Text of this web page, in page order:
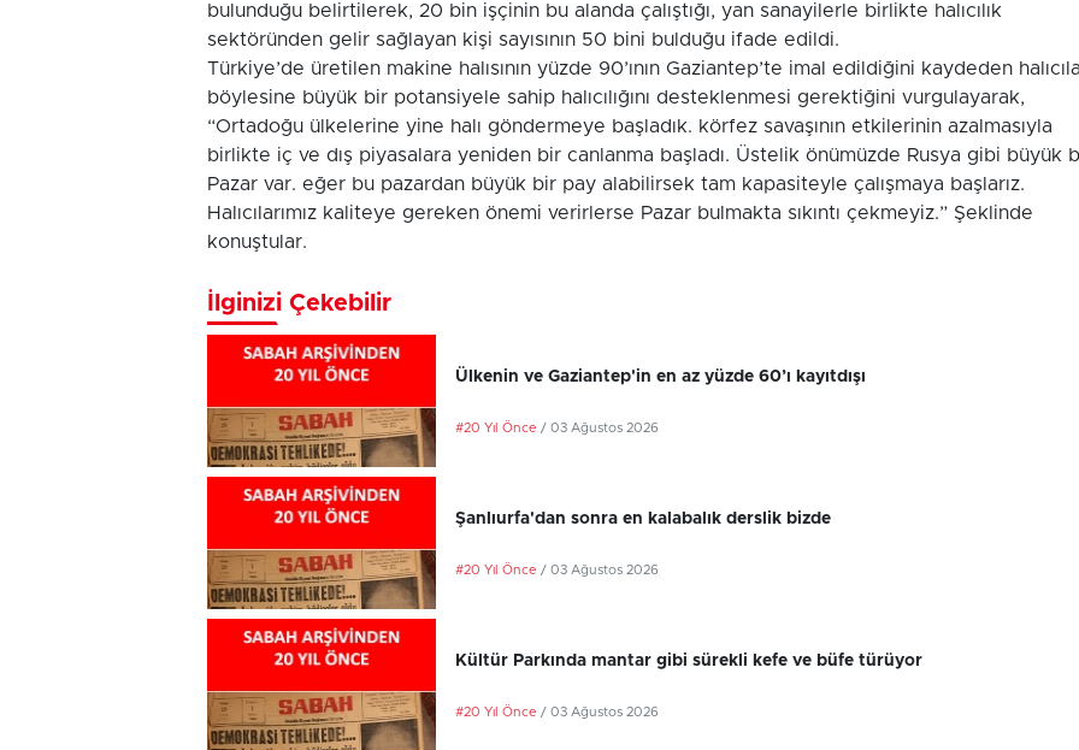
bulunduğu belirtilerek, 20 bin işçinin bu alanda çalıştığı, yan sanayilerle birlikte halıcılık
sektöründen gelir sağlayan kişi sayısının 50 bini bulduğu ifade edildi.
Türkiye’de üretilen makine halısının yüzde 90’ının Gaziantep’te imal edildiğini kaydeden
böylesine büyük bir potansiyele sahip halıcılığını desteklenmesi gerektiğini vurgulayarak,
“Ortadoğu ülkelerine yine halı göndermeye başladık. körfez savaşının etkilerinin azalmasıyla
birlikte iç ve dış piyasalara yeniden bir canlanma başladı. Üstelik önümüzde Rusya gibi büyük
Pazar var. eğer bu pazardan büyük bir pay alabilirsek tam kapasiteyle çalışmaya başlarız.
Halıcılarımız kaliteye gereken önemi verirlerse Pazar bulmakta sıkıntı çekmeyiz.” Şeklinde
konuştular.
İlginizi Çekebilir
Ülkenin ve Gaziantep'in en az yüzde 60’ı kayıtdışı
#20 Yıl Önce / 03 Ağustos 2026
Şanlıurfa'dan sonra en kalabalık derslik bizde
#20 Yıl Önce / 03 Ağustos 2026
Kültür Parkında mantar gibi sürekli kefe ve büfe türüyor
#20 Yıl Önce / 03 Ağustos 2026